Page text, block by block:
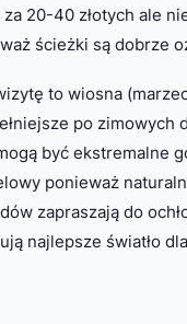
20-40 złotych ale
ścieżki są dobrze
to wiosna
po zimowych
być ekstremalne
ponieważ
zapraszają do
najlepsze światło